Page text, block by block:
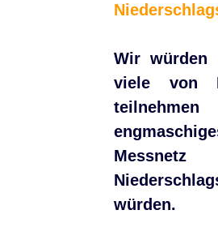
Wir würden
viele von
würden.